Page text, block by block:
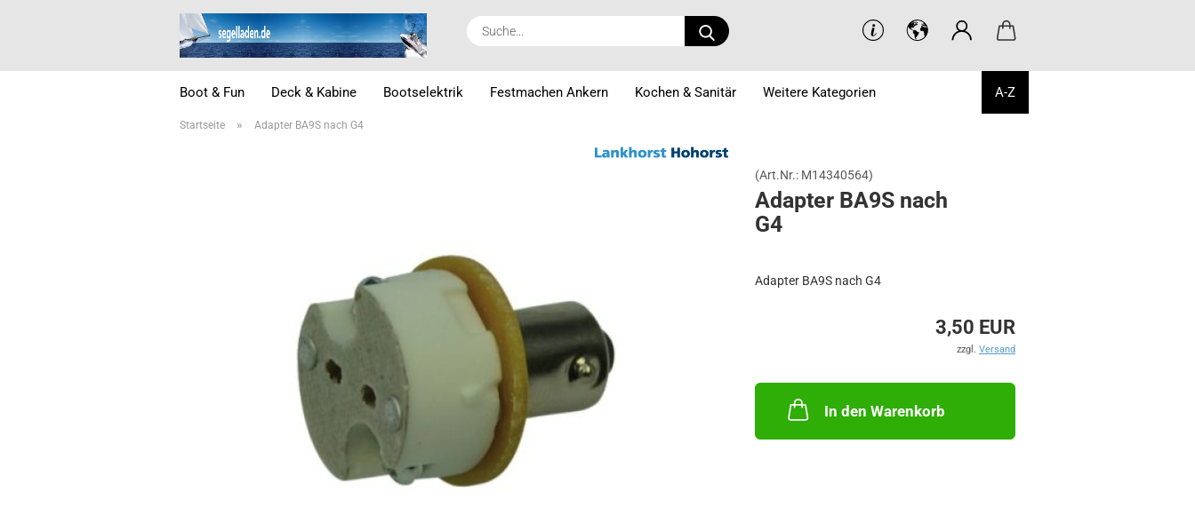
Suche...
Boot & Fun Deck & Kabine Bootselektrik Festmachen Ankern Kochen & Sanitär A-Z
Weitere Kategorien
Startseite » Adapter BA9S nach G4
(Art.Nr.: M14340564)
Ad­ap­ter BA9S nach
G4
Adapter BA9S nach G4
3,50 EUR
zzgl. Versand
In den Warenkorb